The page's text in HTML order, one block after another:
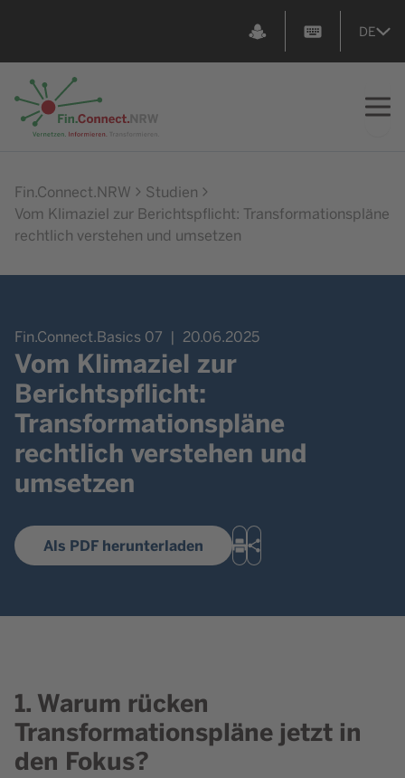
DE
Fin.Connect.NRW
Studien
Vom Klimaziel zur Berichtspflicht: Transformationspläne
rechtlich verstehen und umsetzen
Fin.Connect.Basics 07 20.06.2025
Vom Klimaziel zur
Berichtspflicht:
Transformationspläne
rechtlich verstehen und
umsetzen
Als PDF herunterladen Drucken
Teilen
1. Warum rücken
Transformationspläne jetzt in
den Fokus?